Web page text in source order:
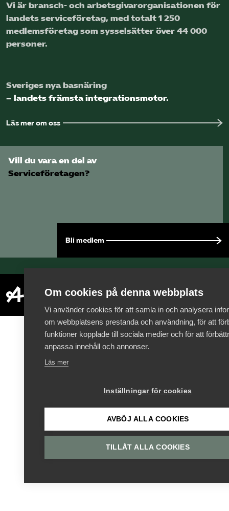
Vi är bransch- och arbetsgivar­organisationen för
landets service­företag, med totalt 1 250
medlems­företag som sysselsätter över 44 000
personer.
Sveriges nya basnäring
– landets främsta integrationsmotor.
Läs mer om oss
Vill du vara en del av
Serviceföretagen?
Bli medlem
Om cookies på denna webbplats
Vi använder cookies för att samla in och analysera
om webbplatsens prestanda och användning, för att
funktioner kopplade till sociala medier och för att
anpassa innehåll och annonser.
Läs mer
Inställningar för cookies
AVBÖJ ALLA COOKIES
TILLÅT ALLA COOKIES